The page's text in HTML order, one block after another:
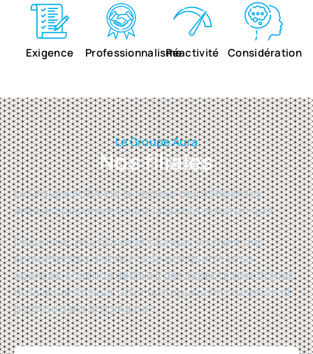
Exigence ProfessionnalismeRéactivité Considération
Le Groupe Aura
Nos filiales
Le Groupe AURA est le vecteur des différentes
entités spécialisées dans la sûreté électronique.
Découvrez nos filiales et plongez au cœur des
compétences distinctes de nos quatre sous-
agences, chacune dédiée à des aspects spécifiques
de la sécurité pour offrir une approche complète et
pointue dans le domaine.